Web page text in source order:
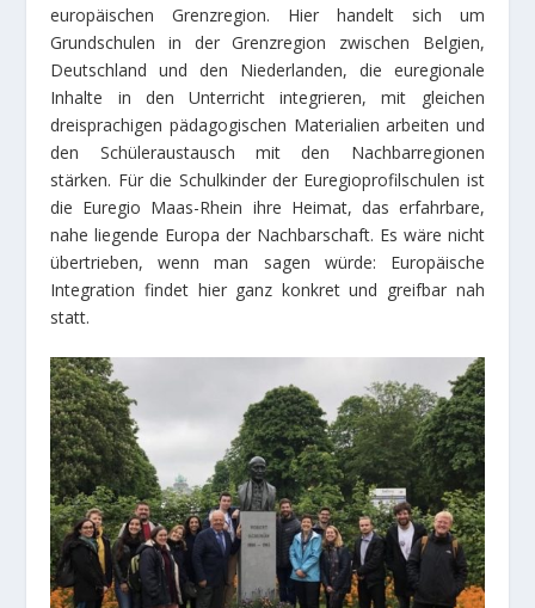
europäischen Grenzregion. Hier handelt sich um
Grundschulen in der Grenzregion zwischen Belgien,
Deutschland und den Niederlanden, die euregionale
Inhalte in den Unterricht integrieren, mit gleichen
dreisprachigen pädagogischen Materialien arbeiten und
den Schüleraustausch mit den Nachbarregionen
stärken. Für die Schulkinder der Euregioprofilschulen ist
die Euregio Maas-Rhein ihre Heimat, das erfahrbare,
nahe liegende Europa der Nachbarschaft. Es wäre nicht
übertrieben, wenn man sagen würde: Europäische
Integration findet hier ganz konkret und greifbar nah
statt.